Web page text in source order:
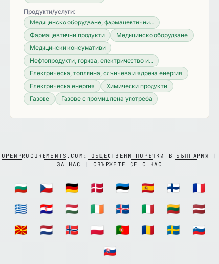
Продукти/услуги:
Медицинско оборудване, фармацевтични...
Фармацевтични продукти
Медицинско оборудване
Медицински консумативи
Нефтопродукти, горива, електричество и...
Електрическа, топлинна, слънчева и ядрена енергия
Електрическа енергия
Химически продукти
Газове
Газове с промишлена употреба
OPENPROCUREMENTS.COM: ОБЩЕСТВЕНИ ПОРЪЧКИ В БЪЛГАРИЯ
ЗА НАС
СВЪРЖЕТЕ СЕ С НАС
🇧🇬 🇨🇿 🇩🇪 🇩🇰 🇪🇪 🇪🇸 🇫🇮
🇫🇷
🇬🇷
🇭🇷 🇭🇺 🇮🇪 🇮🇸 🇮🇹 🇱🇹
🇱🇻
🇲🇰
🇳🇱 🇳🇴 🇵🇱 🇵🇹 🇷🇴 🇸🇪
🇸🇮
🇸🇰